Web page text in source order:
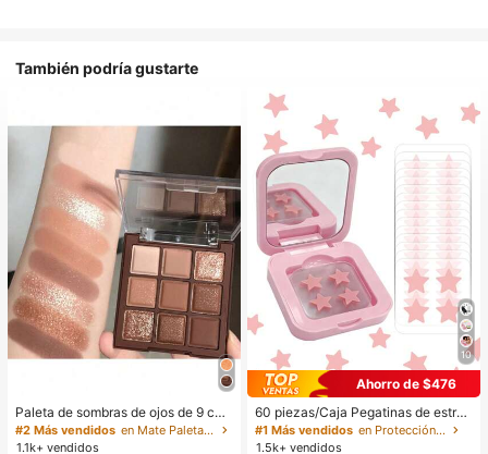
También podría gustarte
Paleta de sombras de ojos de 9 col
ores de tonos tierra neutros de cho
colate con leche, maquillaje ligero,
#2 Más vendidos
en Mate Paletas de sombras de ojos
1.1k+ vendidos
10
Ahorro de $476
60 piezas/Caja Pegatinas de estrell
a lindas - Pegatinas faciales, sin al
cohol, sin fragancia, suaves en la pi
#1 Más vendidos
en Protección de la piel
1.5k+ vendidos